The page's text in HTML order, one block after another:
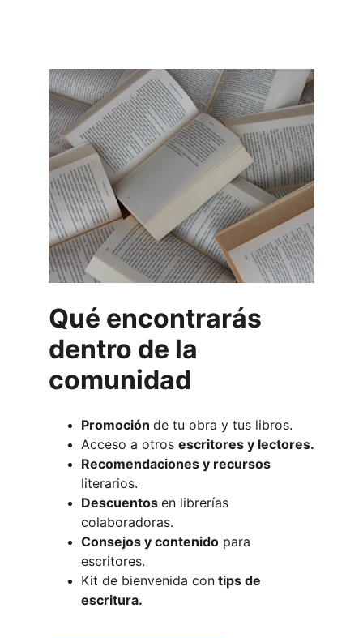
Qué encontrarás
dentro de la
comunidad
Promoción de tu obra y tus libros.
Acceso a otros escritores y lectores.
Recomendaciones y recursos
literarios.
Descuentos en librerías
colaboradoras.
Consejos y contenido para
escritores.
Kit de bienvenida con tips de
escritura.